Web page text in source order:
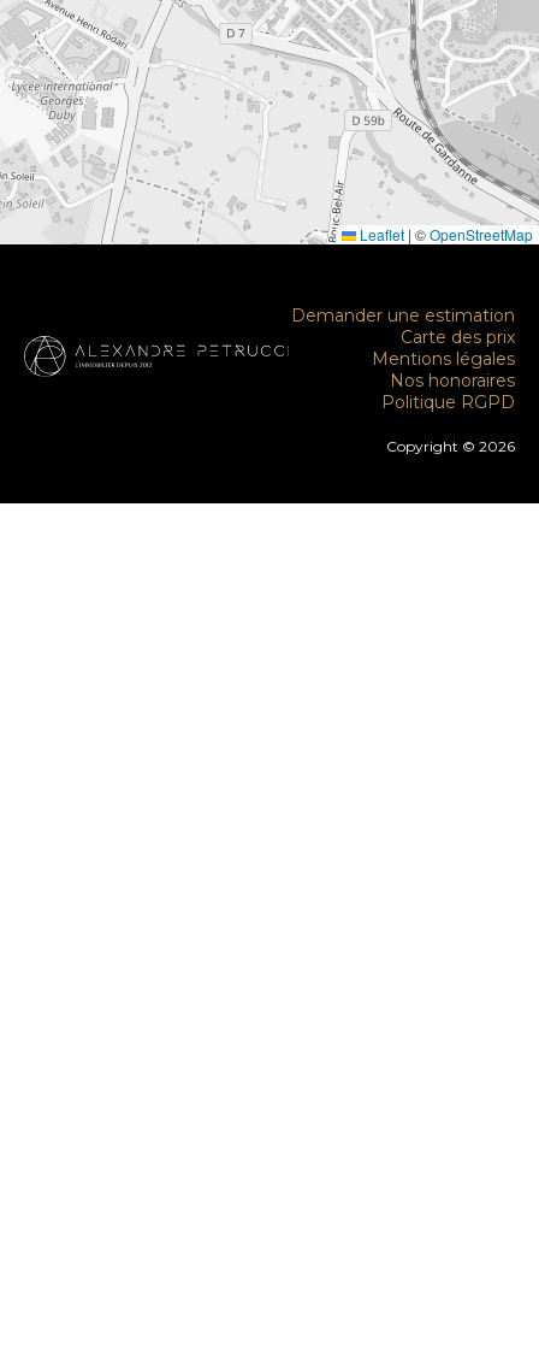
Leaflet | ©OpenStreetMap
Demander une estimation
Carte des prix
Mentions légales
Nos honoraires
Politique RGPD
Copyright © 2026